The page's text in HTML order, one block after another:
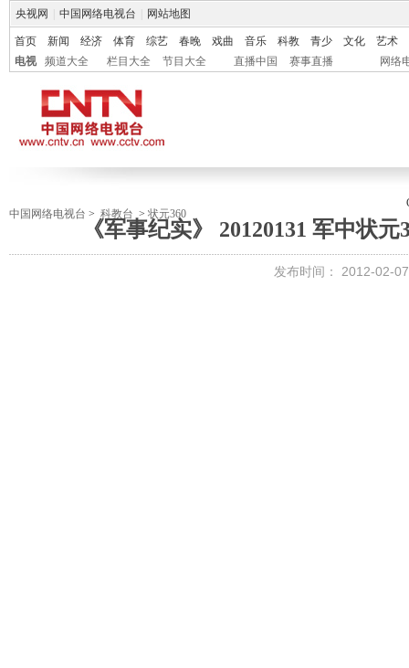
央视网 中国网络电视台 网站地图
首页 新闻 经济 体育 综艺 春晚 戏曲 音乐 科教 青少 文化
艺术
电视
频道大全 栏目大全 节目大全 直播中国 赛事直播 网络
中国网络电视台 > 科教台 > 状元360
《军事纪实》 20120131 军中状
发布时间： 2012-02-